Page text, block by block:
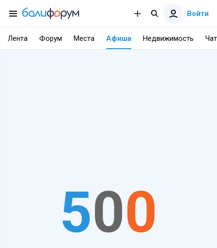
Войти
Лента Форум Места Афиша Недвижимость Чат
500